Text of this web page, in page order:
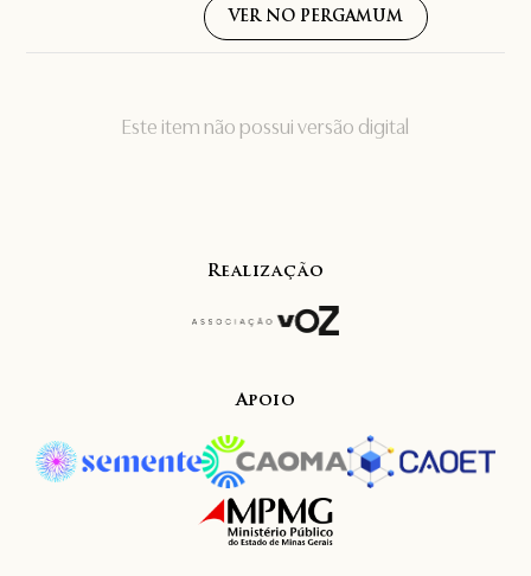
Este item não possui versão digital
VER NO PERGAMUM
Realização
Apoio